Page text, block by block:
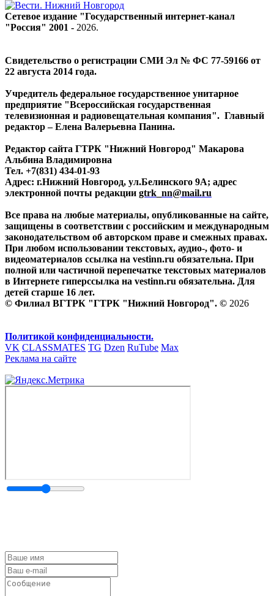
Сетевое издание "Государственный интернет-канал
"Россия" 2001 - 2026.
Свидетельство о регистрации СМИ Эл № ФС 77-59166 от
22 августа 2014 года.
Учредитель федеральное государственное унитарное
предприятие "Всероссийская государственная
телевизионная и радиовещательная компания". Главный
редактор – Елена Валерьевна Панина.
Редактор сайта ГТРК "Нижний Новгород" Макарова
Альбина Владимировна
Тел. +7(831) 434-01-93
Адрес: г.Нижний Новгород, ул.Белинского 9А; адрес
электронной почты редакции gtrk_nn@mail.ru
Все права на любые материалы, опубликованные на сайте,
защищены в соответствии с российским и международным
законодательством об авторском праве и смежных правах.
При любом использовании текстовых, аудио-, фото- и
видеоматериалов ссылка на vestinn.ru обязательна. При
полной или частичной перепечатке текстовых материалов
в Интернете гиперссылка на vestinn.ru обязательна. Для
детей старше 16 лет.
© Филиал ВГТРК "ГТРК "Нижний Новгород". © 2026
Политикой конфиденциальности.
VK CLASSMATES TG Dzen RuTube Max
Реклама на сайте